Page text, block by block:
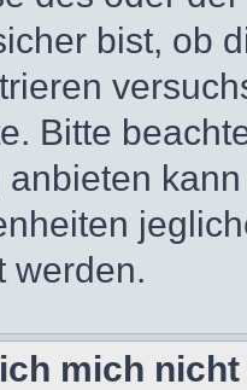
bist, ob
Bitte
werden.
mich